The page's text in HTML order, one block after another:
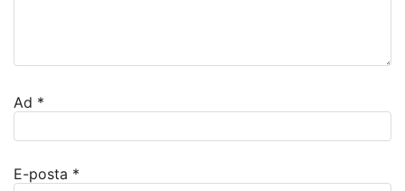
Ad *
E-posta *